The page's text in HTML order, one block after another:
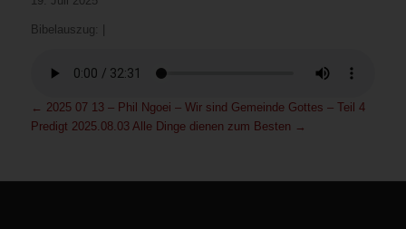
Bibelauszug:
← 2025 07 13 – Phil Ngoei – Wir sind Gemeinde Gottes – Teil 4
Predigt 2025.08.03 Alle Dinge dienen zum Besten →